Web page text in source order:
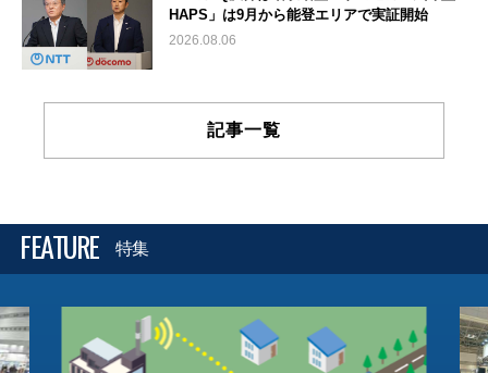
HAPS」は9月から能登エリアで実証開始
2026.08.06
記事一覧
FEATURE 特集